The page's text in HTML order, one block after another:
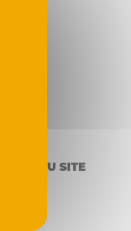
PLAN DU SITE